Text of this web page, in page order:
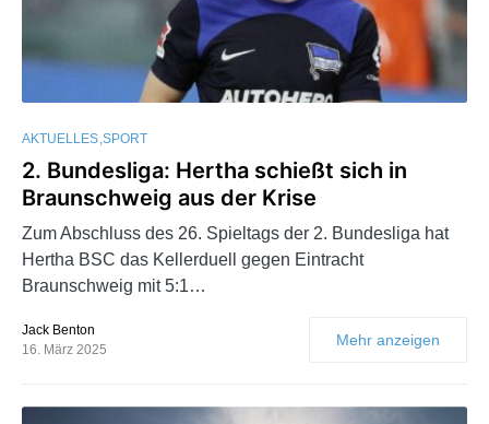
AKTUELLES SPORT
2. Bundesliga: Hertha schießt sich in
Braunschweig aus der Krise
Zum Abschluss des 26. Spieltags der 2. Bundesliga hat
Hertha BSC das Kellerduell gegen Eintracht
Braunschweig mit 5:1…
Jack Benton
16. März 2025
Mehr anzeigen